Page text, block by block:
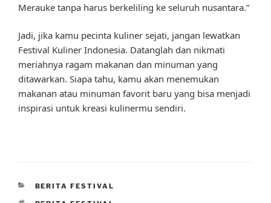
Merauke tanpa harus berkeliling ke seluruh nusantara.”
Jadi, jika kamu pecinta kuliner sejati, jangan lewatkan
Festival Kuliner Indonesia. Datanglah dan nikmati
meriahnya ragam makanan dan minuman yang
ditawarkan. Siapa tahu, kamu akan menemukan
makanan atau minuman favorit baru yang bisa menjadi
inspirasi untuk kreasi kulinermu sendiri.
CATEGORIES
BERITA FESTIVAL